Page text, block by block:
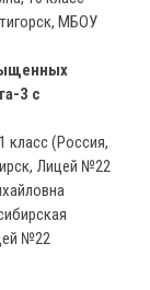
МБОУ
3 с
класс (Россия,
Лицей №22
№22